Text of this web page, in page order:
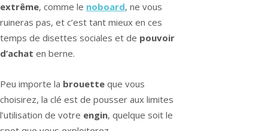
extrême, comme le noboard, ne vous
ruineras pas, et c’est tant mieux en ces
temps de disettes sociales et de pouvoir
d’achat en berne.
Peu importe la brouette que vous
choisirez, la clé est de pousser aux limites
l’utilisation de votre engin, quelque soit le